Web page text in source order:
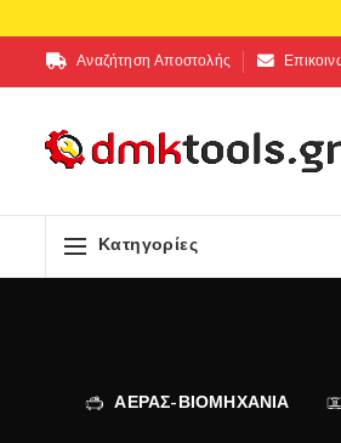
Αναζήτηση Αποστολής
Κατηγορίες
ΑΕΡΑΣ-ΒΙΟΜΗΧΑΝΙΑ